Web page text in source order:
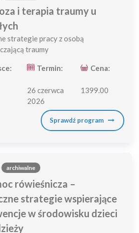
i terapia traumy u
strategie pracy z osobą
traumy
Termin: Cena:
26 czerwca
2026
1399.00
Sprawdź program
archiwalne
rówieśnicza –
strategie wspierające
w środowisku dzieci